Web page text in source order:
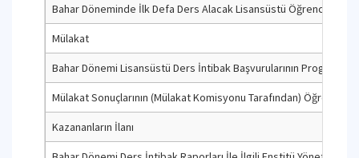
Bahar Döneminde İlk Defa Ders Alacak Lisansüstü Öğrencilerin
Mülakat
Bahar Dönemi Lisansüstü Ders İntibak Başvurularının Program
Mülakat Sonuçlarının (Mülakat Komisyonu Tarafından) Öğrenci
Kazananların İlanı